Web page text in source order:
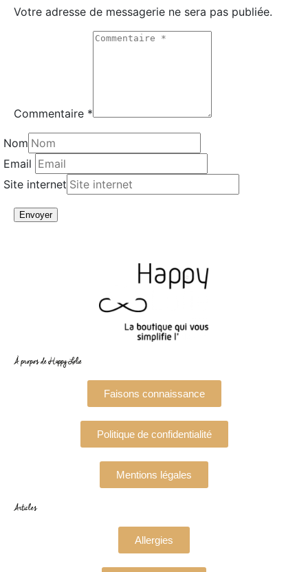
Votre adresse de messagerie ne sera pas publiée.
Commentaire *
Nom
Email
Site internet
Envoyer
À propos de Happy Lolie
Faisons connaissance
Politique de confidentialité
Mentions légales
Articles
Allergies